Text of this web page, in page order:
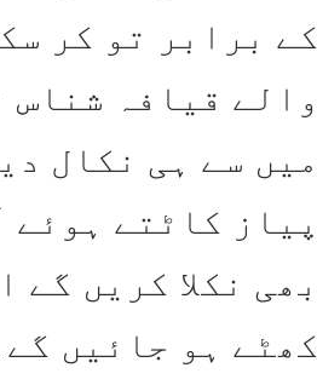
کے برابر تو کر
والے قیافہ شناس
میں سے ہی نکال
پیاز کاٹتے
بھی نکلا کریں
کھٹے ہو جائیں